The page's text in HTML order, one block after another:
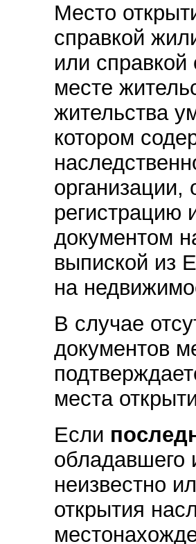
Место
справкой
или
месте
жительства
котором
регистрацию
документом
выпиской из
на
В случае
документов
места
Если
обладавшего
неизвестно
открытия